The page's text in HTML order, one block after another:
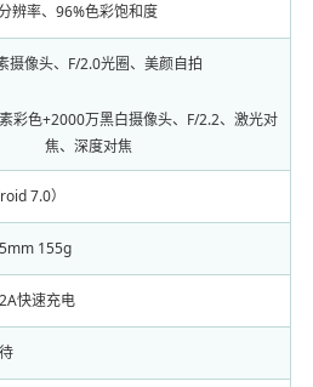
辨率、96%色彩饱和度
摄像头、F/2.0光圈、美颜自拍
彩色+2000万黑白摄像头、F/2.2、激光对
焦、深度对焦
7.0）
155g
快速充电